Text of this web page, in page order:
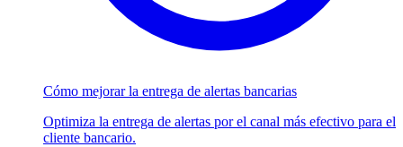
Cómo mejorar la entrega de alertas bancarias
Optimiza la entrega de alertas por el canal más efectivo para el
cliente bancario.